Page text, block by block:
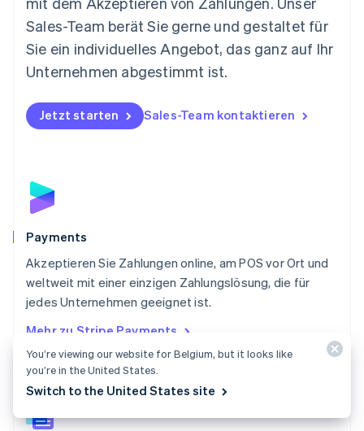
Sales-Team berät Sie gerne und gestaltet für
Sie ein individuelles Angebot, das ganz auf Ihr
Unternehmen abgestimmt ist.
Jetzt starten Sales-Team kontaktieren
Payments
Akzeptieren Sie Zahlungen online, am POS vor Ort und
weltweit mit einer einzigen Zahlungslösung, die für
jedes Unternehmen geeignet ist.
Mehr zu Stripe Payments
Niederlande
Nederlands English
Norwegen
English
Österreich
Polen
English
Portugal
Schweden
Schweiz
Singapur
English简体中文
Slowakei
Slowenien
EnglishItaliano
Sonderverwaltungsregion Hongkong,
China
Spanien
You’re viewing our website for Belgium, but it looks like
you’re in the United States.
Switch to the United States site